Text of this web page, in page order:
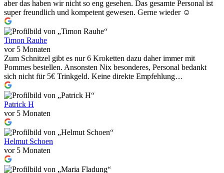
aber das haben wir nicht so eng gesehen. Das gesamte Personal ist
super freundlich und kompetent gewesen. Gerne wieder ☺️
Timon Rauhe
vor 5 Monaten
Zum Schnitzel gibt es nur 6 Kroketten dazu daher immer mit
Pommes bestellen. Ansonsten Nix besonderes, Personal bedankt
sich nicht für 5€ Trinkgeld. Keine direkte Empfehlung…
Patrick H
vor 5 Monaten
Helmut Schoen
vor 5 Monaten